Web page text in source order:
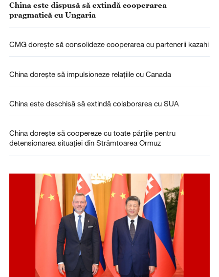
China este dispusă să extindă cooperarea
pragmatică cu Ungaria
CMG dorește să consolideze cooperarea cu partenerii kazahi
China dorește să impulsioneze relațiile cu Canada
China este deschisă să extindă colaborarea cu SUA
China dorește să coopereze cu toate părțile pentru
detensionarea situației din Strâmtoarea Ormuz